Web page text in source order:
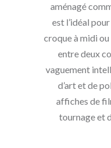
aménagé
est l’idéal
croque à midi
entre deux
vaguement
d’art et de
affiches de
tournage et